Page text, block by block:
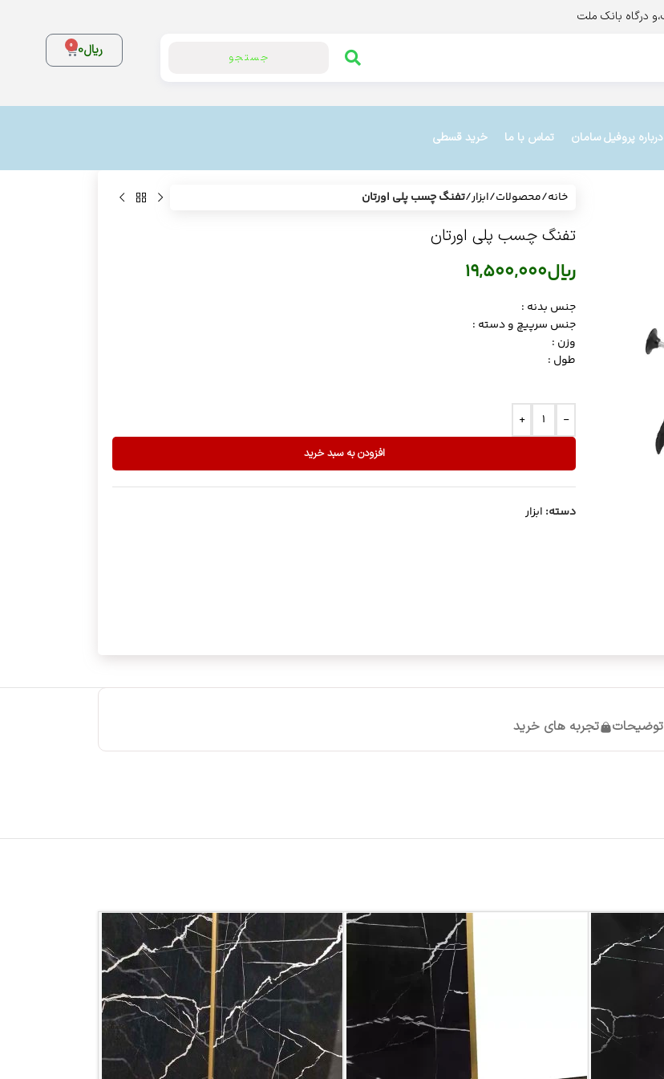
جستجو ریال0
0
درباره پروفیل سامان تماس با ما خرید قسطی
خانه/محصولات/ابزار/تفنگ چسب پلی اورتان
تفنگ چسب پلی اورتان
ریال19,500,000
جنس بدنه :
جنس سرپیچ و دسته :
وزن :
طول :
-
+
افزودن به سبد خرید
دسته: ابزار
توضیحات تجربه های خرید